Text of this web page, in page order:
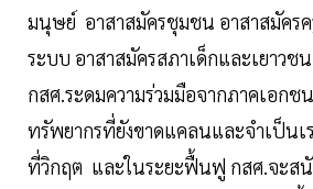
มนุษย์ อาสาสมัครชุมชน อาสาสมัคร
ระบบ อาสาสมัครสภาเด็กและเยาวช
กสศ.ระดมความร่วมมือจากภาคเอก
ทรัพยากรที่ยังขาดแคลนและจำเป็นเ
ที่วิกฤต และในระยะฟื้นฟู กสศ.จะส